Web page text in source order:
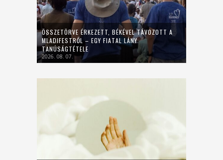
ÖSSZETÖRVE ÉRKEZETT, BÉKÉVEL TÁVOZOTT A
MLADIFESTRŐL – EGY FIATAL LÁNY
TANÚSÁGTÉTELE
2026. 08. 07.